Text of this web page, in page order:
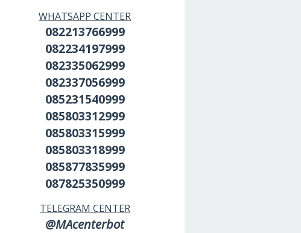
WHATSAPP CENTER
082213766999
082234197999
082335062999
082337056999
085231540999
085803312999
085803315999
085803318999
085877835999
087825350999
TELEGRAM CENTER
@MAcenterbot